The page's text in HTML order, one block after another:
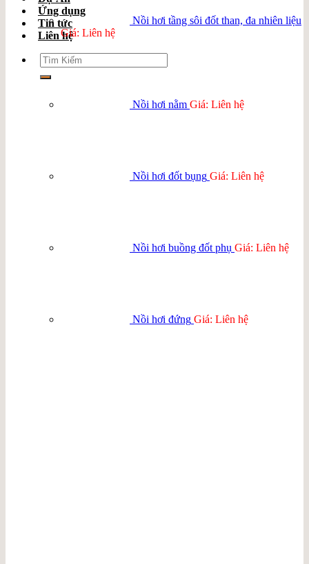
Ứng dụng
Tin tức
Liên hệ
Search
for:
Nồi hơi tầng sôi đốt than, đa nhiên liệu
Giá: Liên hệ
Nồi hơi nằm Giá: Liên hệ
Nồi hơi đốt bụng Giá: Liên hệ
Nồi hơi buồng đốt phụ Giá: Liên hệ
Nồi hơi đứng Giá: Liên hệ